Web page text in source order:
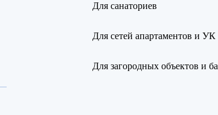
Для санаториев
Для сетей апартаментов и УК
Для загородных объектов и